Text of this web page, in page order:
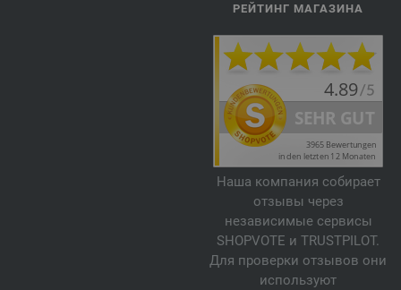
РЕЙТИНГ МАГАЗИНА
Наша компания собирает
отзывы через
независимые сервисы
SHOPVOTE и TRUSTPILOT.
Для проверки отзывов они
используют